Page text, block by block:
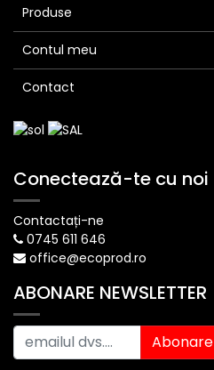
Produse
Contul meu
Contact
Conectează-te cu noi
Contactați-ne
0745 611 646
office@ecoprod.ro
ABONARE NEWSLETTER
Abonare